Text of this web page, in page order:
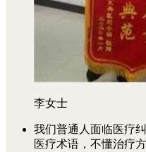
李女士
我们普通人面临医疗
医疗术语，不懂治疗